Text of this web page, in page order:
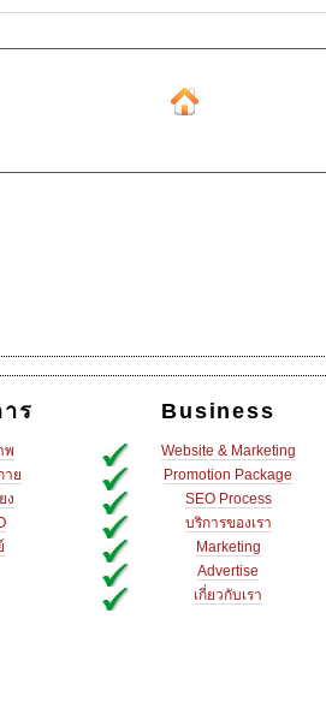
ร
พ
าย
ง
Business
Website & Marketing
Promotion Package
SEO Process
บริการของเรา
Marketing
Advertise
เกี่ยวกับเรา